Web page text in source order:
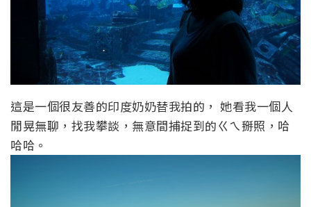
這是一個很友善的印度奶奶替我拍的， 她看我一個人
閒晃無聊，找我攀談，無意間捕捉到的ㄍㄟ掰照，哈
哈哈。